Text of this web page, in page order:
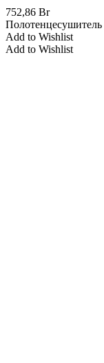
752,86 Br
Add to Wishlist
Add to Wishlist